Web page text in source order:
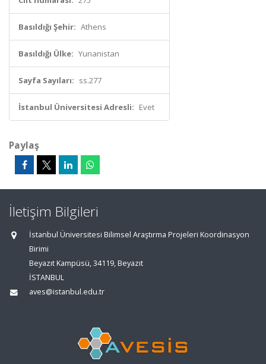
Basıldığı Şehir: Athens
Basıldığı Ülke: Yunanistan
Sayfa Sayıları: ss.277
İstanbul Üniversitesi Adresli: Evet
Paylaş
İletişim Bilgileri
İstanbul Üniversitesi Bilimsel Araştırma Projeleri Koordinasyon
Birimi
Beyazıt Kampüsü, 34119, Beyazıt
İSTANBUL
aves@istanbul.edu.tr